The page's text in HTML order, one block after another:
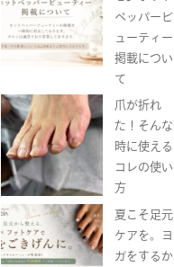
ペッパービ
ューティー
掲載につい
て
爪が折れ
た！そんな
時に使える
コレの使い
方
夏こそ足元
ケアを。ヨ
ガをするか